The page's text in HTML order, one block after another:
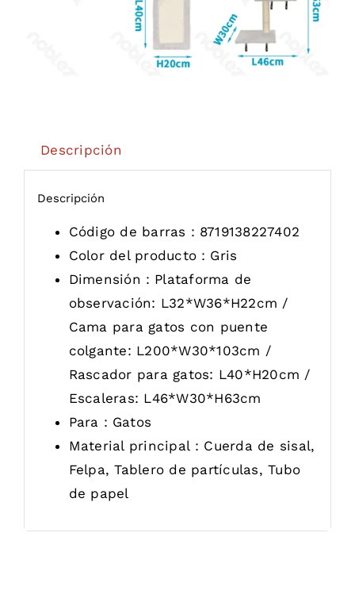
Descripción
Descripción
Código de barras：8719138227402
Color del producto：Gris
Dimensión：Plataforma de
observación: L32*W36*H22cm /
Cama para gatos con puente
colgante: L200*W30*103cm /
Rascador para gatos: L40*H20cm /
Escaleras: L46*W30*H63cm
Para：Gatos
Material principal：Cuerda de sisal,
Felpa, Tablero de partículas, Tubo
de papel